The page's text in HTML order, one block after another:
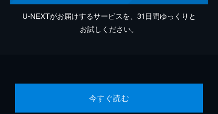
U-NEXTがお届けするサービスを、31日間ゆっくりと
お試しください。
今すぐ読む